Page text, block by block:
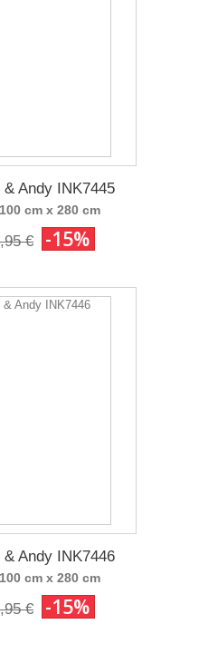
Andy INK7445
cm x 280 cm
€ -15%
Andy INK7446
cm x 280 cm
€ -15%